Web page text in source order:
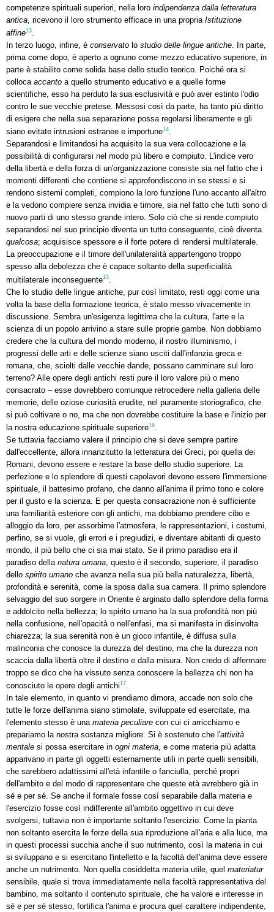
competenze spirituali superiori, nella loro indipendenza dalla letteratura
antica , ricevono il loro strumento efficace in una propria Istituzione
affine13.
In terzo luogo, infine, è conservato lo studio delle lingue antiche. In parte,
prima come dopo, è aperto a ognuno come mezzo educativo superiore, in
parte è stabilito come solida base dello studio teorico. Poiché ora si
colloca accanto a quello strumento educativo e a quelle forme
scientifiche, esso ha perduto la sua esclusività e può aver estinto l'odio
contro le sue vecchie pretese. Messosi così da parte, ha tanto più diritto
di esigere che nella sua separazione possa regolarsi liberamente e gli
siano evitate intrusioni estranee e importune14.
Separandosi e limitandosi ha acquisito la sua vera collocazione e la
possibilità di configurarsi nel modo più libero e compiuto. L'indice vero
della libertà e della forza di un'organizzazione consiste sia nel fatto che i
momenti differenti che contiene si approfondiscono in se stessi e si
rendono sistemi completi, compiono la loro funzione l'uno accanto all'altro
e la vedono compiere senza invidia e timore, sia nel fatto che tutti sono di
nuovo parti di uno stesso grande intero. Solo ciò che si rende compiuto
separandosi nel suo principio diventa un tutto conseguente, cioè diventa
qualcosa; acquisisce spessore e il forte potere di rendersi multilaterale.
La preoccupazione e il timore dell'unilateralità appartengono troppo
spesso alla debolezza che è capace soltanto della superficialità
multilaterale inconseguente15
Che lo studio delle lingue antiche, pur così limitato, resti oggi come una
volta la base della formazione teorica, è stato messo vivacemente in
discussione. Sembra un'esigenza legittima che la cultura, l'arte e la
scienza di un popolo arrivino a stare sulle proprie gambe. Non dobbiamo
credere che la cultura del mondo moderno, il nostro illuminismo, i
progressi delle arti e delle scienze siano usciti dall'infanzia greca e
romana, che, sciolti dalle vecchie dande, possano camminare sul loro
terreno? Alle opere degli antichi resti pure il loro valore più o meno
consacrato – esse dovrebbero comunque retrocedere nella galleria delle
memorie, delle oziose curiosità erudite, nel puramente storiografico, che
si può coltivare o no, ma che non dovrebbe costituire la base e l'inizio per
la nostra educazione spirituale superiore16.
Se tuttavia facciamo valere il principio che si deve sempre partire
dall'eccellente, allora innanzitutto la letteratura dei Greci, poi quella dei
Romani, devono essere e restare la base dello studio superiore. La
perfezione e lo splendore di questi capolavori devono essere l'immersione
spirituale, il battesimo profano, che danno all'anima il primo tono e colore
per il gusto e la scienza. E per questa consacrazione non è sufficiente
una familiarità esteriore con gli antichi, ma dobbiamo prendere cibo e
alloggio da loro, per assorbirne l'atmosfera, le rappresentazioni, i costumi,
perfino, se si vuole, gli errori e i pregiudizi, e diventare abitanti di questo
mondo, il più bello che ci sia mai stato. Se il primo paradiso era il
paradiso della natura umana, questo è il secondo, superiore, il paradiso
dello spirito umano che avanza nella sua più bella naturalezza, libertà,
profondità e serenità, come la sposa dalla sua camera. Il primo splendore
selvaggio del suo sorgere in Oriente è arginato dallo splendore della forma
e addolcito nella bellezza; lo spirito umano ha la sua profondità non più
nella confusione, nell'opacità o nell'enfasi, ma si manifesta in disinvolta
chiarezza; la sua serenità non è un gioco infantile, è diffusa sulla
malinconia che conosce la durezza del destino, ma che la durezza non
scaccia dalla libertà oltre il destino e dalla misura. Non credo di affermare
troppo se dico che ha vissuto senza conoscere la bellezza chi non ha
conosciuto le opere degli antichi17.
In tale elemento, in quanto vi prendiamo dimora, accade non solo che
tutte le forze dell'anima siano stimolate, sviluppate ed esercitate, ma
l'elemento stesso è una materia peculiare con cui ci arricchiamo e
prepariamo la nostra sostanza migliore. Si è sostenuto che l'attività
mentale si possa esercitare in ogni materia, e come materia più adatta
apparivano in parte gli oggetti esternamente utili in parte quelli sensibili,
che sarebbero adattissimi all'età infantile o fanciulla, perché propri
dell'ambito e del modo di rappresentare che queste età avrebbero già in
sé e per sé. Se anche il formale fosse così separabile dalla materia e
l'esercizio fosse così indifferente all'ambito oggettivo in cui deve
svolgersi, tuttavia non è importante soltanto l'esercizio. Come la pianta
non soltanto esercita le forze della sua riproduzione all'aria e alla luce, ma
in questi processi succhia anche il suo nutrimento, così la materia in cui
si sviluppano e si esercitano l'intelletto e la facoltà dell'anima deve essere
anche un nutrimento. Non quella cosiddetta materia utile, quel materiatur
sensibile, quale si trova immediatamente nella facoltà rappresentativa del
bambino, ma soltanto il contenuto spirituale, che ha valore e interesse in
sé e per sé stesso, fortifica l'anima e procura quel carattere indipendente,